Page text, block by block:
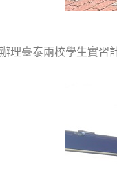
理臺泰兩校學生實